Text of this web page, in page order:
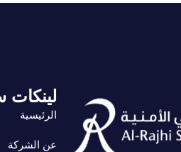
لينكات
الرئيسية
عن الشركة